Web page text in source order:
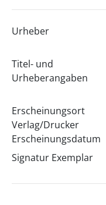
Urheber
Titel- und
Urheberangaben
Erscheinungsort
Verlag/Drucker
Erscheinungsdatum
Signatur Exemplar